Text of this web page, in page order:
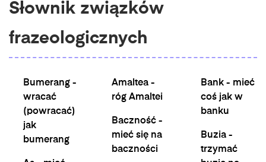
Słownik związków
frazeologicznych
Bumerang -
wracać
(powracać)
jak
bumerang
Amaltea -
róg Amaltei
Baczność -
mieć się na
baczności
Bank - mieć
coś jak w
banku
Buzia -
trzymać